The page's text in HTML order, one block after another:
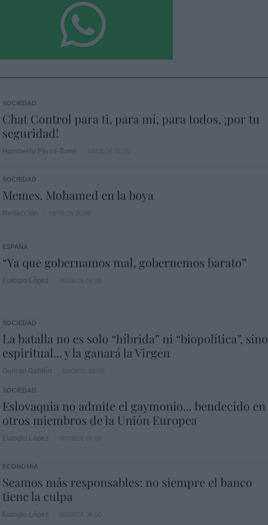
SOCIEDAD
Chat Control para ti, para mí, para todos, ¡por tu
seguridad!
SOCIEDAD
Memes. Mohamed en la boya
ESPAÑA
“Ya que gobernamos mal, gobernemos barato”
SOCIEDAD
La batalla no es solo “híbrida” ni “biopolítica”, sino
espiritual... y la ganará la Virgen
SOCIEDAD
Eslovaquia no admite el gaymonio... bendecido en
otros miembros de la Unión Europea
ECONOMÍA
Seamos más responsables: no siempre el banco
tiene la culpa